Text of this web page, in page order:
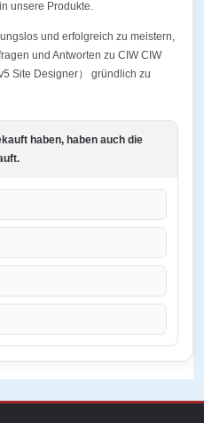
unsere Produkte.
und erfolgreich zu meistern,
und Antworten zu CIW CIW
Site Designer） gründlich zu
haben, haben auch die